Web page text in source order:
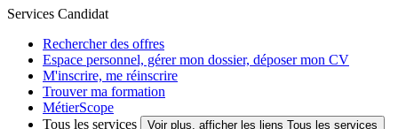
Services Candidat
Rechercher des offres
Espace personnel, gérer mon dossier, déposer mon CV
M'inscrire, me réinscrire
Trouver ma formation
MétierScope
Tous les services
Voir plus, afficher les liens Tous les services